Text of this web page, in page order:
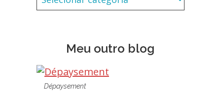
Meu outro blog
Dépaysement